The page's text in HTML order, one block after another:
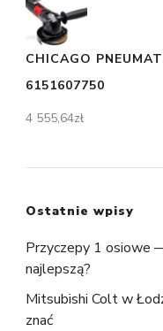
CHICAGO
6151607750
4 555,64zł
Ostatnie wpisy
Przyczepy 1 osiowe
najlepszą?
Mitsubishi Colt w
znać